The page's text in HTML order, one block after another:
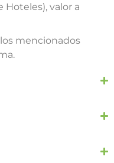
valor a
mencionados